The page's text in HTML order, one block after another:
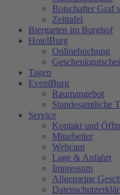
Botschafter Graf
Zeittafel
Biergarten im Burghof
HotelBurg
Onlinebuchung
Tagen
EventBurg
Raumangebot
Standesamtliche
Service
Kontakt und
Mitarbeiter
Webcam
Lage & Anfahrt
Impressum
Allgemeine